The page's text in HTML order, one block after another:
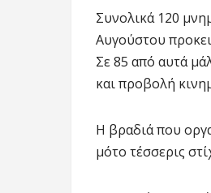
Συνολικά 120
Αυγούστου
Σε 85 από αυτά
και προβολή
Η βραδιά που
μότο τέσσερις